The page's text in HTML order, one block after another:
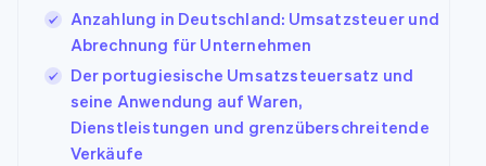
Anzahlung in Deutschland: Umsatzsteuer und
Abrechnung für Unternehmen
Der portugiesische Umsatzsteuersatz und
seine Anwendung auf Waren,
Dienstleistungen und grenzüberschreitende
Verkäufe
English
Indien
Irland
English
Italien
Italiano English